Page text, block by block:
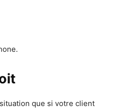
que si votre client